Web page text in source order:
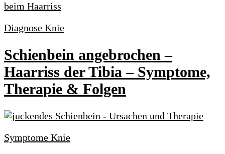
Diagnose Knie
Schienbein angebrochen –
Haarriss der Tibia – Symptome,
Therapie & Folgen
Symptome Knie